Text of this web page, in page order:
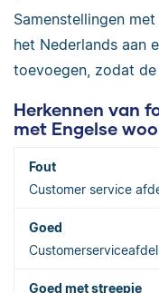
Samenstellingen
het Nederlands aan
toevoegen, zodat
Herkennen van
met Engelse
Customer service